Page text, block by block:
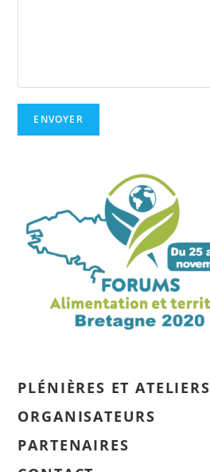
PLÉNIÈRES ET ATELIERS
ORGANISATEURS
PARTENAIRES